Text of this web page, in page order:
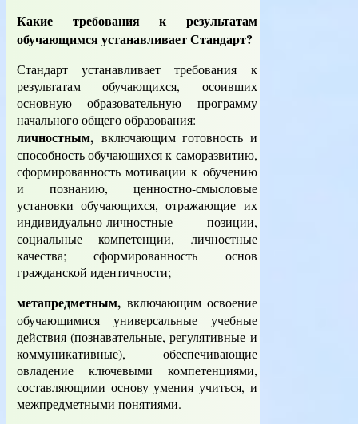
Какие требования к результатам
обучающимся устанавливает Стандарт?
Стандарт устанавливает требования к
результатам обучающихся, осоивших
основную образовательную программу
начального общего образования:
личностным, включающим готовность и
способность обучающихся к саморазвитию,
сформированность мотивации к обучению
и познанию, ценностно-смысловые
установки обучающихся, отражающие их
индивидуально-личностные позиции,
социальные компетенции, личностные
качества; сформированность основ
гражданской идентичности;
метапредметным, включающим освоение
обучающимися универсальные учебные
действия (познавательные, регулятивные и
коммуникативные), обеспечивающие
овладение ключевыми компетенциями,
составляющими основу умения учиться, и
межпредметными понятиями.